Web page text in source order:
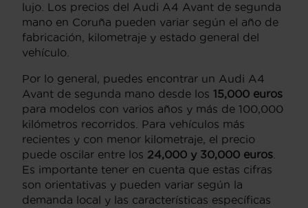
lujo. Los precios del Audi A4 Avant de segunda
mano en Coruña pueden variar según el año de
fabricación, kilometraje y estado general del
vehículo.
Por lo general, puedes encontrar un Audi A4
Avant de segunda mano desde los 15,000 euros
para modelos con varios años y más de 100,000
kilómetros recorridos. Para vehículos más
recientes y con menor kilometraje, el precio
puede oscilar entre los 24,000 y 30,000 euros
Es importante tener en cuenta que estas cifras
son orientativas y pueden variar según la
demanda local y las características específicas